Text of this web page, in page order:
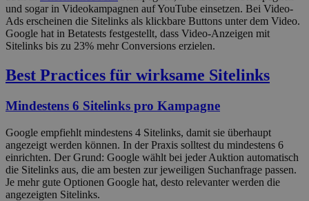
und sogar in Videokampagnen auf YouTube einsetzen. Bei Video-
Ads erscheinen die Sitelinks als klickbare Buttons unter dem Video.
Google hat in Betatests festgestellt, dass Video-Anzeigen mit
Sitelinks bis zu 23% mehr Conversions erzielen.
Best Practices für wirksame Sitelinks
Mindestens 6 Sitelinks pro Kampagne
Google empfiehlt mindestens 4 Sitelinks, damit sie überhaupt
angezeigt werden können. In der Praxis solltest du mindestens 6
einrichten. Der Grund: Google wählt bei jeder Auktion automatisch
die Sitelinks aus, die am besten zur jeweiligen Suchanfrage passen.
Je mehr gute Optionen Google hat, desto relevanter werden die
angezeigten Sitelinks.